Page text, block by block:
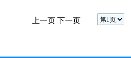
上一页 下一页